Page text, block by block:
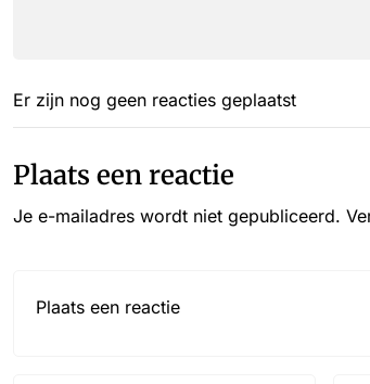
Er zijn nog geen reacties geplaatst
Plaats een reactie
Je e-mailadres wordt niet gepubliceerd.